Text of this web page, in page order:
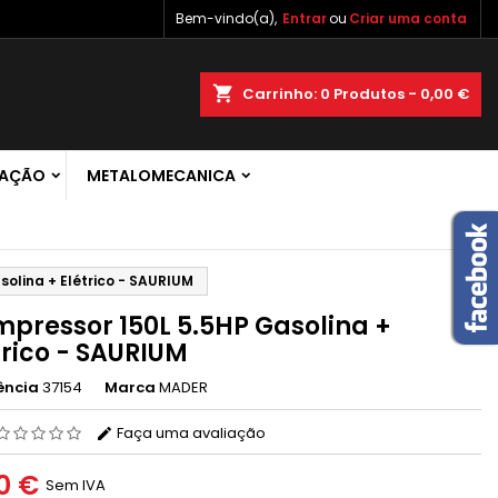
Bem-vindo(a), Entrarou Criar uma conta
shopping_cart Carrinho: 0 Produtos - 0,00 €
METALOMECANICA
+ Elétrico - SAURIUM
150L 5.5HP Gasolina +
- SAURIUM
37154 Marca MADER
Faça uma avaliação
€ Sem IVA